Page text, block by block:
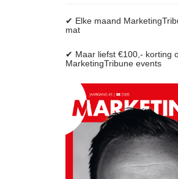
✔ Elke maand
mat
✔ Maar liefst €100,- korting
MarketingTribune events